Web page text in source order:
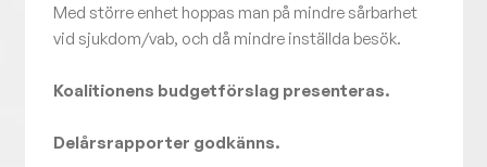
Med större enhet hoppas man på mindre sårbarhet
vid sjukdom/vab, och då mindre inställda besök.
Koalitionens budgetförslag presenteras.
Delårsrapporter godkänns.